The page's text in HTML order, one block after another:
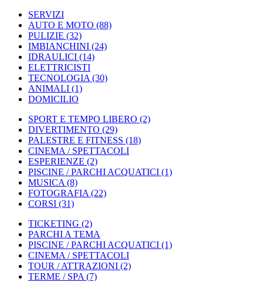
SERVIZI
AUTO E MOTO (88)
PULIZIE (32)
IMBIANCHINI (24)
IDRAULICI (14)
ELETTRICISTI
TECNOLOGIA (30)
ANIMALI (1)
DOMICILIO
SPORT E TEMPO LIBERO (2)
DIVERTIMENTO (29)
PALESTRE E FITNESS (18)
CINEMA / SPETTACOLI
ESPERIENZE (2)
PISCINE / PARCHI ACQUATICI (1)
MUSICA (8)
FOTOGRAFIA (22)
CORSI (31)
TICKETING (2)
PARCHI A TEMA
PISCINE / PARCHI ACQUATICI (1)
CINEMA / SPETTACOLI
TOUR / ATTRAZIONI (2)
TERME / SPA (7)